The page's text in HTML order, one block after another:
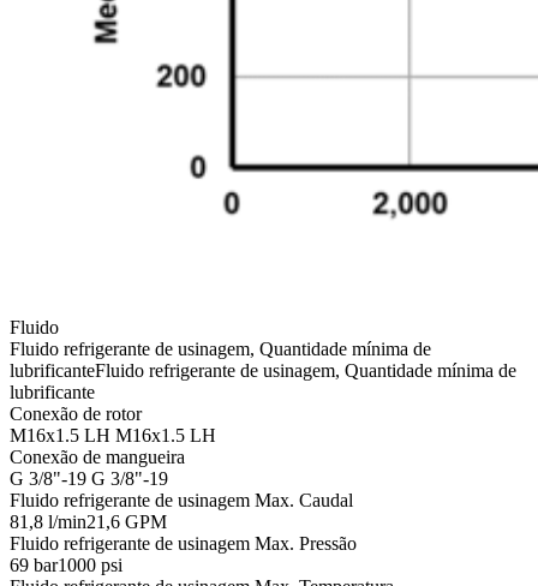
Fluido
Fluido refrigerante de usinagem, Quantidade mínima de
lubrificanteFluido refrigerante de usinagem, Quantidade mínima de
lubrificante
Conexão de rotor
M16x1.5 LH M16x1.5 LH
Conexão de mangueira
G 3/8"-19 G 3/8"-19
Fluido refrigerante de usinagem Max. Caudal
81,8 l/min21,6 GPM
Fluido refrigerante de usinagem Max. Pressão
69 bar1000 psi